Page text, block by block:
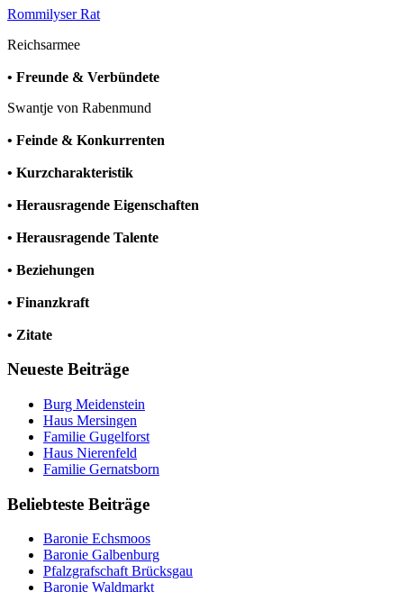
Rommilyser Rat
Reichsarmee
• Freunde & Verbündete
Swantje von Rabenmund
• Feinde & Konkurrenten
• Kurzcharakteristik
• Herausragende Eigenschaften
• Herausragende Talente
• Beziehungen
• Finanzkraft
• Zitate
Neueste Beiträge
Burg Meidenstein
Haus Mersingen
Familie Gugelforst
Haus Nierenfeld
Familie Gernatsborn
Beliebteste Beiträge
Baronie Echsmoos
Baronie Galbenburg
Pfalzgrafschaft Brücksgau
Baronie Waldmarkt